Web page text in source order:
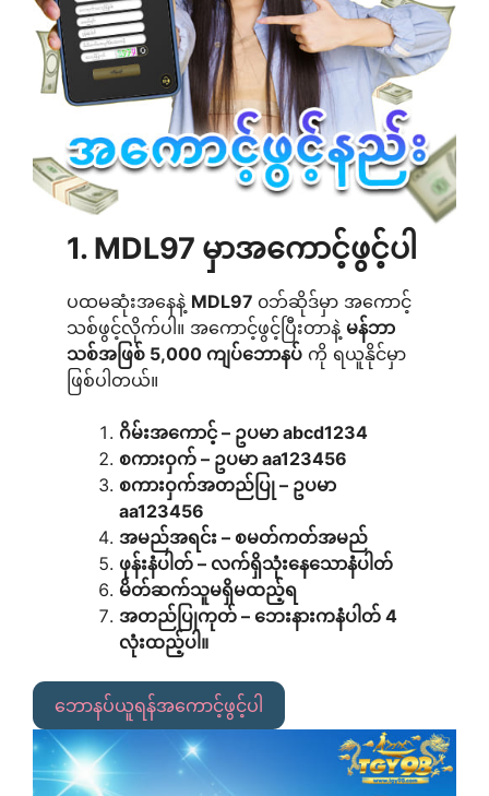
1. MDL97 မှာအကောင့်ဖွင့်ပါ
ပထမဆုံးအနေနဲ့ MDL97 ၀ဘ်ဆိုဒ်မှာ အကောင့်
သစ်ဖွင့်လိုက်ပါ။ အကောင့်ဖွင့်ပြီးတာနဲ့ မန်ဘာ
သစ်အဖြစ် 5,000 ကျပ်ဘောနပ် ကို ရယူနိုင်မှာ
ဖြစ်ပါတယ်။
ဂိမ်းအကောင့် – ဥပမာ abcd1234
စကားဝှက် – ဥပမာ aa123456
စကားဝှက်အတည်ပြု – ဥပမာ
aa123456
အမည်အရင်း – စမတ်ကတ်အမည်
ဖုန်းနံပါတ် – လက်ရှိသုံးနေသောနံပါတ်
မိတ်ဆက်သူမရှိမထည့်ရ
အတည်ပြုကုတ် – ဘေးနားကနံပါတ် 4
လုံးထည့်ပါ။
ဘောနပ်ယူရန်အကောင့်ဖွင့်ပါ